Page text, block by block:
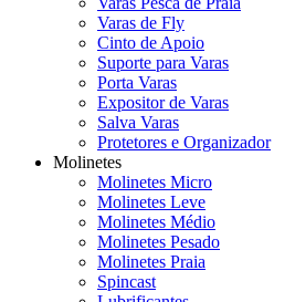
Varas de Fly
Cinto de Apoio
Suporte para Varas
Porta Varas
Expositor de Varas
Salva Varas
Protetores e Organizador
Molinetes
Molinetes Micro
Molinetes Leve
Molinetes Médio
Molinetes Pesado
Molinetes Praia
Spincast